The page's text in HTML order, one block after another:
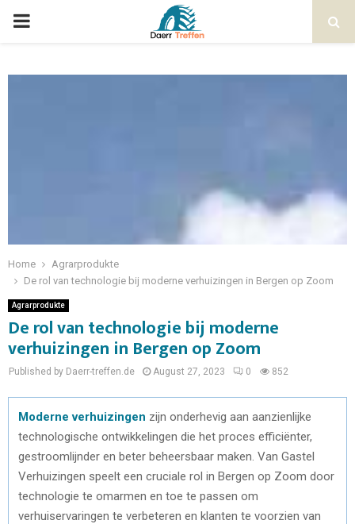
Home
Agrarprodukte
De rol van technologie bij moderne verhuizingen in Bergen op Zoom
Agrarprodukte
De rol van technologie bij moderne
verhuizingen in Bergen op Zoom
Published by Daerr-treffen.de August 27, 2023 0 852
Moderne verhuizingen zijn onderhevig aan aanzienlijke
technologische ontwikkelingen die het proces efficiënter,
gestroomlijnder en beter beheersbaar maken. Van Gastel
Verhuizingen speelt een cruciale rol in Bergen op Zoom door
technologie te omarmen en toe te passen om
verhuiservaringen te verbeteren en klanten te voorzien van